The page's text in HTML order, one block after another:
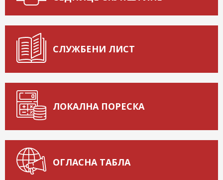
СЛУЖБЕНИ ЛИСТ
ЛОКАЛНА ПОРЕСКА
ОГЛАСНА ТАБЛА